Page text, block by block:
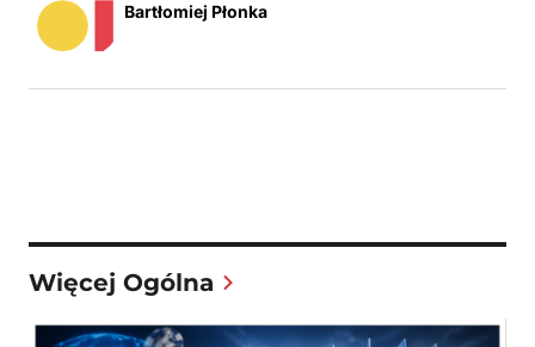
Bartłomiej Płonka
Więcej Ogólna